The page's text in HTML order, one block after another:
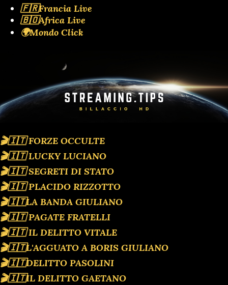
🇫🇷Francia Live
🇧🇴Africa Live
🌍Mondo Click
🎬🇮🇹 FORZE OCCULTE
🎬🇮🇹 LUCKY LUCIANO
🎬🇮🇹 SEGRETI DI STATO
🎬🇮🇹 PLACIDO RIZZOTTO
🎬🇮🇹LA BANDA GIULIANO
🎬🇮🇹 PAGATE FRATELLI
🎬🇮🇹 IL DELITTO VITALE
🎬🇮🇹L'AGGUATO A BORIS GIULIANO
🎬🇮🇹DELITTO PASOLINI
🎬🇮🇹IL DELITTO GAETANO